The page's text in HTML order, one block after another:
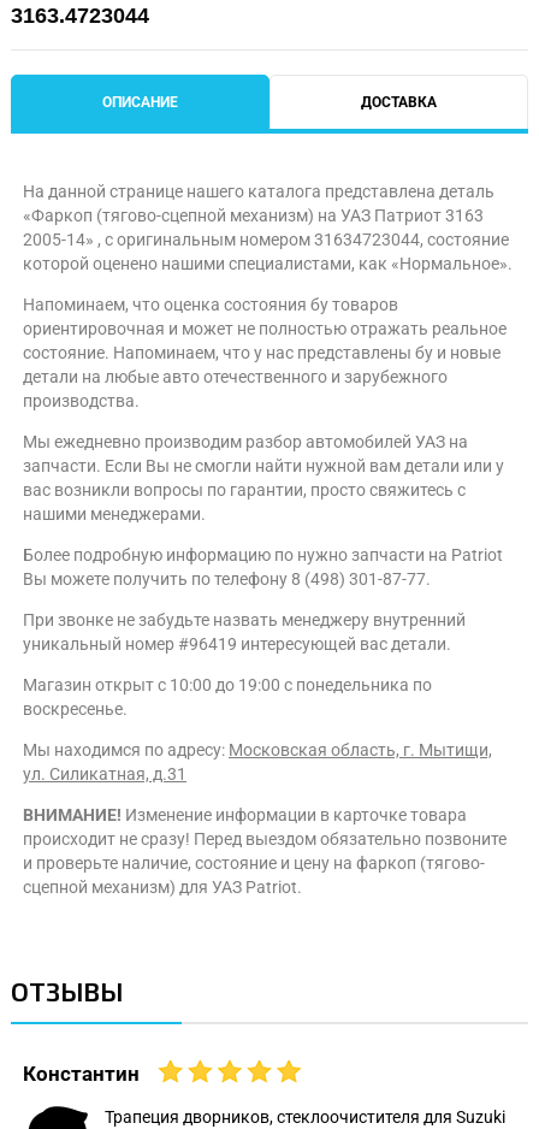
3163.4723044
ОПИСАНИЕ ДОСТАВКА
На данной странице нашего каталога представлена деталь
«Фаркоп (тягово-сцепной механизм) на УАЗ Патриот 3163
2005-14» , с оригинальным номером 31634723044, состояние
которой оценено нашими специалистами, как «Нормальное».
Напоминаем, что оценка состояния бу товаров
ориентировочная и может не полностью отражать реальное
состояние. Напоминаем, что у нас представлены бу и новые
детали на любые авто отечественного и зарубежного
производства.
Мы ежедневно производим разбор автомобилей УАЗ на
запчасти. Если Вы не смогли найти нужной вам детали или у
вас возникли вопросы по гарантии, просто свяжитесь с
нашими менеджерами.
Более подробную информацию по нужно запчасти на Patriot
Вы можете получить по телефону 8 (498) 301-87-77.
При звонке не забудьте назвать менеджеру внутренний
уникальный номер #96419 интересующей вас детали.
Магазин открыт с 10:00 до 19:00 с понедельника по
воскресенье.
Мы находимся по адресу: Московская область, г. Мытищи,
ул. Силикатная, д.31
ВНИМАНИЕ! Изменение информации в карточке товара
происходит не сразу! Перед выездом обязательно позвоните
и проверьте наличие, состояние и цену на фаркоп (тягово-
сцепной механизм) для УАЗ Patriot.
ОТЗЫВЫ
Константин
Трапеция дворников, стеклоочистителя для Suzuki